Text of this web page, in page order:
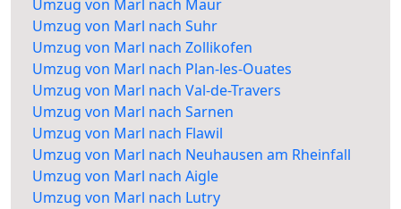
Umzug von Marl nach Maur
Umzug von Marl nach Suhr
Umzug von Marl nach Zollikofen
Umzug von Marl nach Plan-les-Ouates
Umzug von Marl nach Val-de-Travers
Umzug von Marl nach Sarnen
Umzug von Marl nach Flawil
Umzug von Marl nach Neuhausen am Rheinfall
Umzug von Marl nach Aigle
Umzug von Marl nach Lutry